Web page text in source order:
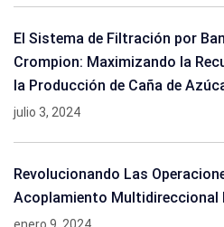
El Sistema de Filtración por
Crompion: Maximizando la
la Producción de Caña de
julio 3, 2024
Revolucionando Las
Acoplamiento Multidireccional